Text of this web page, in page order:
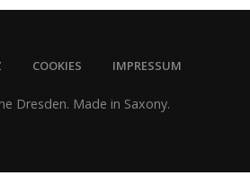
COOKIES IMPRESSUM
Dresden. Made in Saxony.